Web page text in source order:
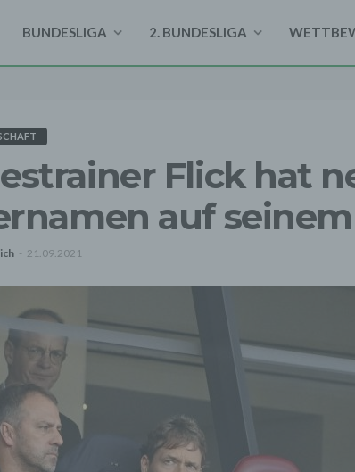
BUNDESLIGA 2. BUNDESLIGA
Flick hat
auf
21.09.2021